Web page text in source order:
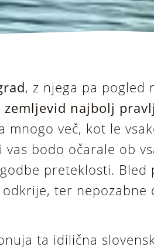
, z njega pa pogled
zemljevid najbolj
več, kot le
bodo očarale ob
preteklosti. Bled
ter nepozabne
ta idilična